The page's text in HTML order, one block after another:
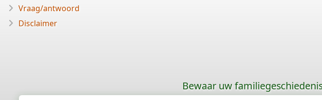
Vraag/antwoord
Disclaimer
Bewaar uw